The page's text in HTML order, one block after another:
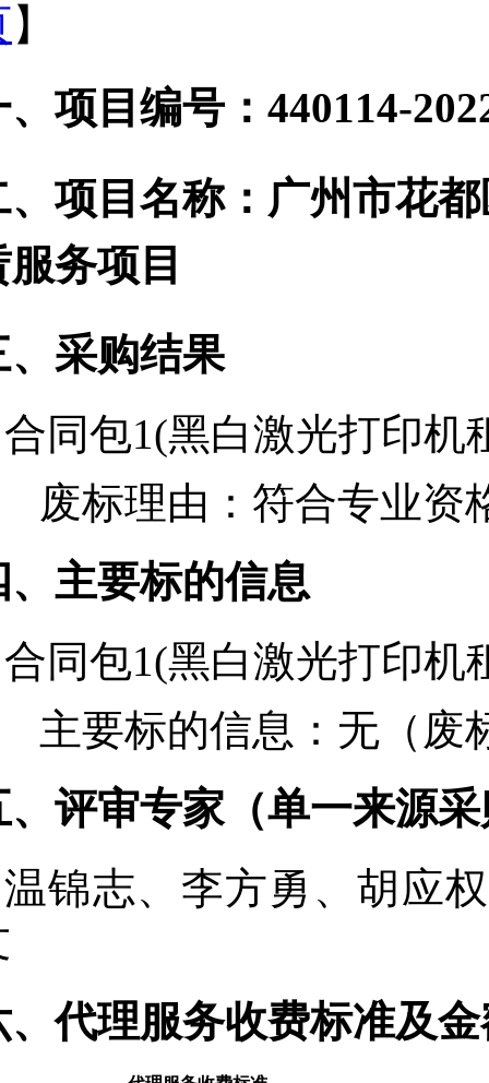
】
、项目编号：440114-
、项目名称：广州市花
服务项目
、采购结果
合同包1(黑白激光打印机
废标理由： 符合专业资
、主要标的信息
合同包1(黑白激光打印机
主要标的信息： 无（废
、评审专家（单一来源
温锦志、 李方勇 、胡应
、代理服务收费标准及